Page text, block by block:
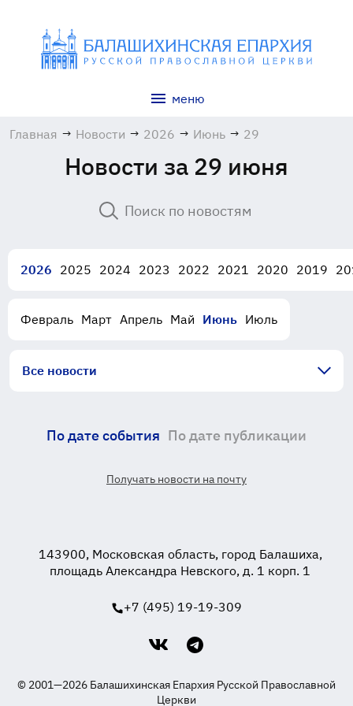
меню
Главная → Новости → 2026 → Июнь → 29
Новости за 29 июня
2026 2025 2024 2023 2022 2021 2020 2019
Февраль Март Апрель Май Июнь Июль
Все новости
По дате события По дате публикации
Получать новости на почту
143900, Московская область, город Балашиха,
площадь Александра Невского, д. 1 корп. 1
+7 (495) 19-19-309
© 2001—2026 Балашихинская Епархия Русской Православной
Церкви